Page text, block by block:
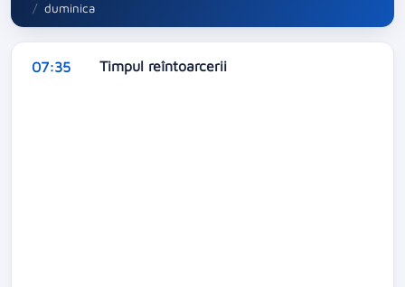
duminica
07:35 Timpul reîntoarcerii